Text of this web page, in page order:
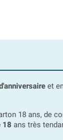
et
18 ans, de
18 ans très